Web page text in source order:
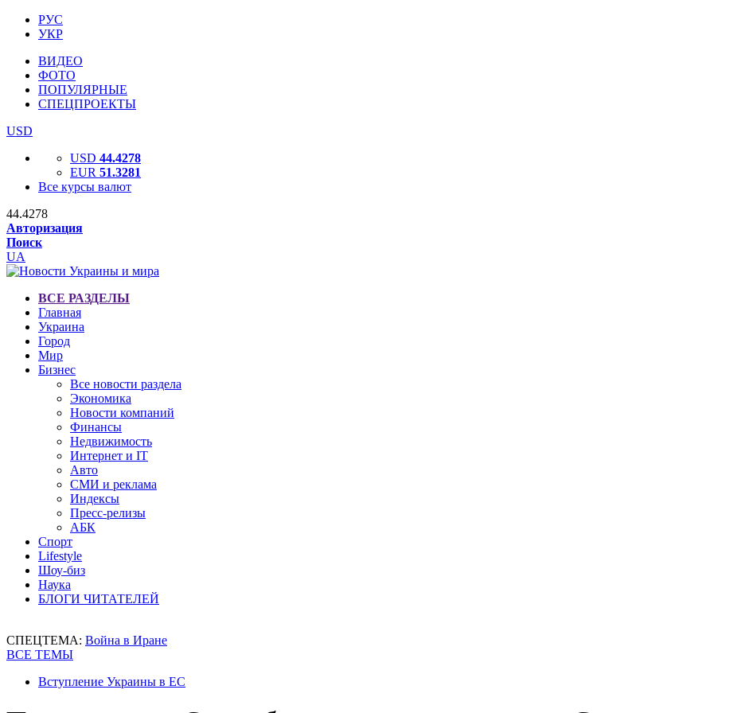
РУС
УКР
ВИДЕО
ФОТО
ПОПУЛЯРНЫЕ
СПЕЦПРОЕКТЫ
USD
USD 44.4278
EUR 51.3281
Все курсы валют
44.4278
Авторизация
Поиск
UA
ВСЕ РАЗДЕЛЫ
Главная
Украина
Город
Мир
Бизнес
Все новости раздела
Экономика
Новости компаний
Финансы
Недвижимость
Интернет и IT
Авто
СМИ и реклама
Индексы
Пресс-релизы
АБК
Спорт
Lifestyle
Шоу-биз
Наука
БЛОГИ ЧИТАТЕЛЕЙ
СПЕЦТЕМА: Война в Иране
ВСЕ ТЕМЫ
Вступление Украины в ЕС